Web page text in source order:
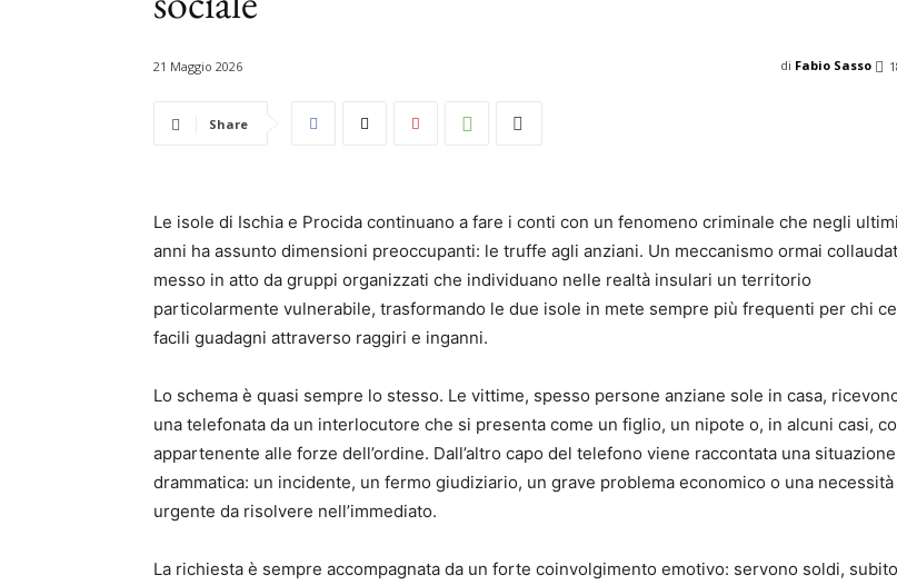
21 Maggio 2026 di Fabio Sasso
Share
Le isole di Ischia e Procida continuano a fare i conti con un fenomeno criminale che negli ultimi
anni ha assunto dimensioni preoccupanti: le truffe agli anziani. Un meccanismo ormai
messo in atto da gruppi organizzati che individuano nelle realtà insulari un territorio
particolarmente vulnerabile, trasformando le due isole in mete sempre più frequenti per chi
facili guadagni attraverso raggiri e inganni.
Lo schema è quasi sempre lo stesso. Le vittime, spesso persone anziane sole in casa,
una telefonata da un interlocutore che si presenta come un figlio, un nipote o, in alcuni casi,
appartenente alle forze dell’ordine. Dall’altro capo del telefono viene raccontata una situazione
drammatica: un incidente, un fermo giudiziario, un grave problema economico o una necessità
urgente da risolvere nell’immediato.
La richiesta è sempre accompagnata da un forte coinvolgimento emotivo: servono soldi,